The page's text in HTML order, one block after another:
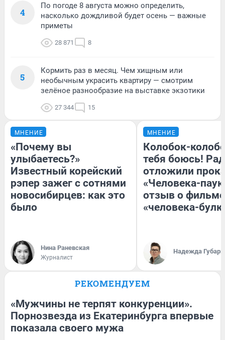
4
По погоде 8 августа можно определить,
насколько дождливой будет осень — важные
приметы
28 871 8
5
Кормить раз в месяц. Чем хищным или
необычным украсить квартиру — смотрим
зелёное разнообразие на выставке экзотики
27 344 15
МНЕНИЕ
«Почему вы
улыбаетесь?»
Известный корейский
рэпер зажег с сотнями
новосибирцев: как это
было
Нина Раневская
Журналист
МНЕНИЕ
Колобок-
тебя боюсь!
отложили
«Человека-
отзыв о
«человека-
Надежда Губарь
РЕКОМЕНДУЕМ
«Мужчины не терпят конкуренции».
Порнозвезда из Екатеринбурга впервые
показала своего мужа